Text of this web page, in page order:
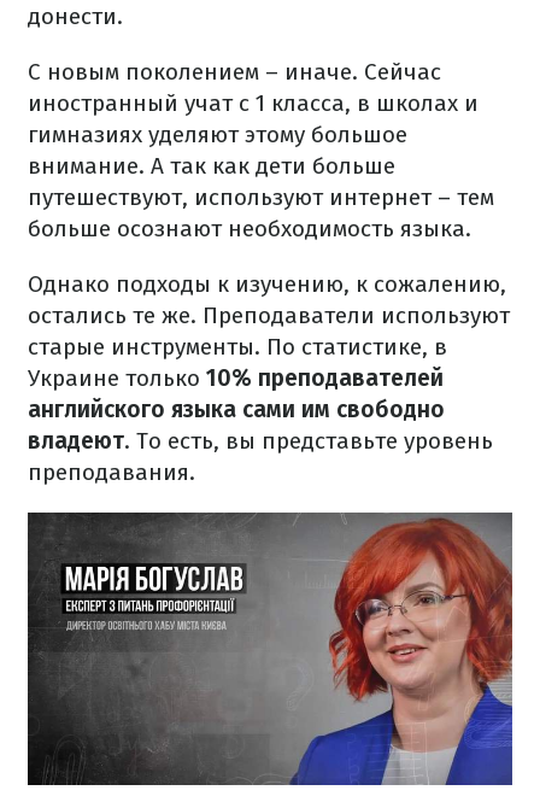
донести.
С новым поколением – иначе. Сейчас
иностранный учат с 1 класса, в школах и
гимназиях уделяют этому большое
внимание. А так как дети больше
путешествуют, используют интернет – тем
больше осознают необходимость языка.
Однако подходы к изучению, к сожалению,
остались те же. Преподаватели используют
старые инструменты. По статистике, в
Украине только 10% преподавателей
английского языка сами им свободно
владеют. То есть, вы представьте уровень
преподавания.